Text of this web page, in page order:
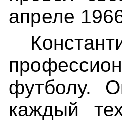
апреле
футболу.
каждый